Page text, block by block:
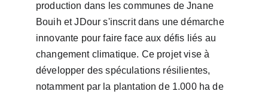
production dans les communes de Jnane
Bouih et JDour s'inscrit dans une démarche
innovante pour faire face aux défis liés au
changement climatique. Ce projet vise à
développer des spéculations résilientes,
notamment par la plantation de 1.000 ha de